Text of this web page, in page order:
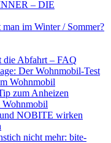
– DIE
im Winter / Sommer?
die Abfahrt – FAQ
Der Wohnmobil-Test
Wohnmobil
zum Anheizen
Wohnmobil
NOBITE wirken
nicht mehr: bite-